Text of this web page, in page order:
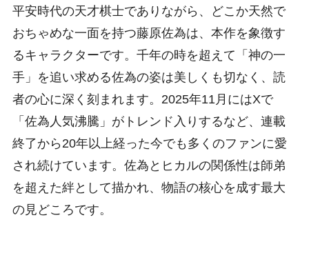
平安時代の天才棋士でありながら、どこか天然で
おちゃめな一面を持つ藤原佐為は、本作を象徴す
るキャラクターです。千年の時を超えて「神の一
手」を追い求める佐為の姿は美しくも切なく、読
者の心に深く刻まれます。2025年11月にはXで
「佐為人気沸騰」がトレンド入りするなど、連載
終了から20年以上経った今でも多くのファンに愛
され続けています。佐為とヒカルの関係性は師弟
を超えた絆として描かれ、物語の核心を成す最大
の見どころです。